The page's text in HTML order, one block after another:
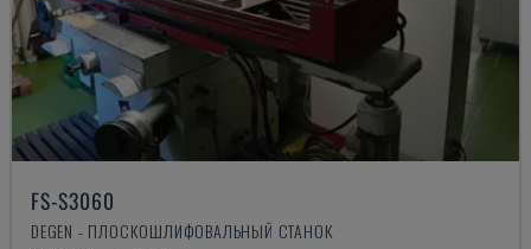
FS-S3060
DEGEN - ПЛОСКОШЛИФОВАЛЬНЫЙ СТАНОК